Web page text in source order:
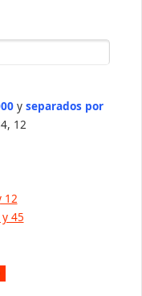
y separados por
12
12
45